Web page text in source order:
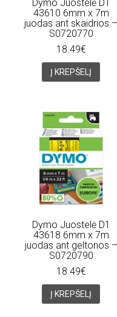
Dymo Juostelė D1
43610 6mm x 7m
juodas ant skaidrios –
S0720770
18.49€
Į KREPŠELĮ
Dymo Juostelė D1
43618 6mm x 7m
juodas ant geltonos –
S0720790
18.49€
Į KREPŠELĮ